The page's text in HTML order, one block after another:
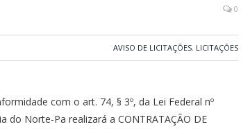
0
AVISO DE LICITAÇÕES, LICITAÇÕES
com o art. 74, § 3º, da Lei Federal nº
do Norte-Pa realizará a CONTRATAÇÃO DE